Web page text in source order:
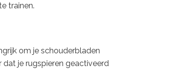
trainen.
om je schouderbladen
je rugspieren geactiveerd